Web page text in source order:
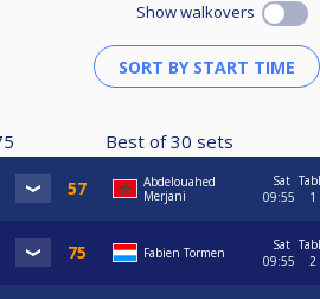
Show walkovers
Best of30 sets
Abdelouahed
Merjani
Sat
09:55
1
Fabien Tormen
Sat
09:55
2